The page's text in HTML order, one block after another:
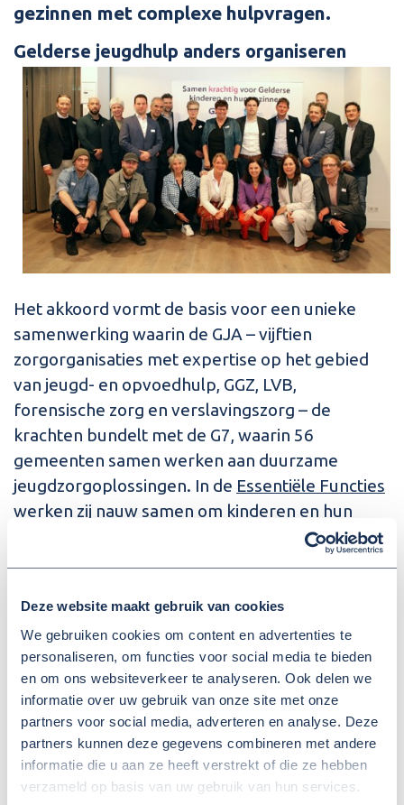
Deze website maakt gebruik van cookies
We gebruiken cookies om content en advertenties te
personaliseren, om functies voor social media te bieden
en om ons websiteverkeer te analyseren. Ook delen we
informatie over uw gebruik van onze site met onze
partners voor social media, adverteren en analyse. Deze
partners kunnen deze gegevens combineren met andere
informatie die u aan ze heeft verstrekt of die ze hebben
verzameld op basis van uw gebruik van hun services.
gezinnen met complexe hulpvragen.
Gelderse jeugdhulp anders organiseren
Het akkoord vormt de basis voor een unieke
samenwerking waarin de GJA – vijftien
zorgorganisaties met expertise op het gebied
van jeugd- en opvoedhulp, GGZ, LVB,
forensische zorg en verslavingszorg – de
krachten bundelt met de G7, waarin 56
gemeenten samen werken aan duurzame
jeugdzorgoplossingen. In de Essentiële Functies
werken zij nauw samen om kinderen en hun
gezinnen snel, effectief en dichter bij huis zorg
Het idee hierachter: voorkomen dat kinderen
onnodig moeten verhuizen naar verschillende
zorglocaties. Ingrid Timmer, voorzitter van de
G7, lichtte tijdens de bijeenkomst toe: 'Met dit
akkoord zetten we een belangrijke stap in de
richting van betere en efficiëntere jeugdhulp
voor de kinderen van Gelderland. Door samen te
werken, kunnen we de zorg beschikbaar maken